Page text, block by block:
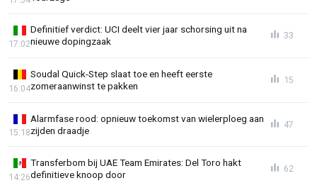
Definitief verdict: UCI deelt vier jaar schorsing uit na
nieuwe dopingzaak
17:02
33
Soudal Quick-Step slaat toe en heeft eerste
zomeraanwinst te pakken
16:04
15
Alarmfase rood: opnieuw toekomst van wielerploeg aan
zijden draadje
15:18
47
Transferbom bij UAE Team Emirates: Del Toro hakt
definitieve knoop door
14:26
62